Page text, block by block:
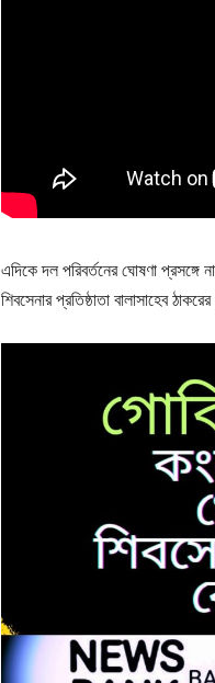
এদিকে দল পরিবর্তনের ঘোষণা প্রসঙ্গে
শিবসেনার প্রতিষ্ঠাতা বালাসাহেব